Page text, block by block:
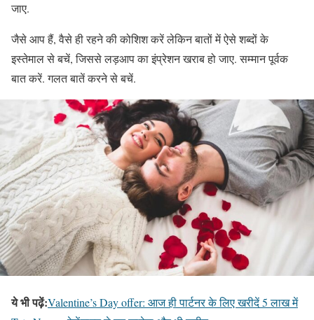
जाए.
जैसे आप हैं, वैसे ही रहने की कोशिश करें लेकिन बातों में ऐसे शब्दों के
इस्तेमाल से बचें, जिससे लड़आप का इंप्रेशन खराब हो जाए. सम्मान पूर्वक
बात करें. गलत बातें करने से बचें.
ये भी पढ़ें:Valentine’s Day offer: आज ही पार्टनर के लिए खरीदें 5 लाख में